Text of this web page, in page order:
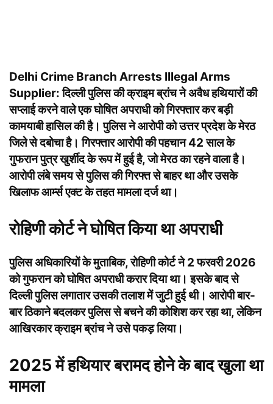
Delhi Crime Branch Arrests Illegal Arms
Supplier:दिल्ली पुलिस की क्राइम ब्रांच ने अवैध हथियारों की
सप्लाई करने वाले एक घोषित अपराधी को गिरफ्तार कर बड़ी
कामयाबी हासिल की है। पुलिस ने आरोपी को उत्तर प्रदेश के मेरठ
जिले से दबोचा है। गिरफ्तार आरोपी की पहचान 42 साल के
गुफरान पुत्र खुर्शीद के रूप में हुई है, जो मेरठ का रहने वाला है।
आरोपी लंबे समय से पुलिस की गिरफ्त से बाहर था और उसके
खिलाफ आर्म्स एक्ट के तहत मामला दर्ज था।
रोहिणी कोर्ट ने घोषित किया था अपराधी
पुलिस अधिकारियों के मुताबिक, रोहिणी कोर्ट ने 2 फरवरी 2026
को गुफरान को घोषित अपराधी करार दिया था। इसके बाद से
दिल्ली पुलिस लगातार उसकी तलाश में जुटी हुई थी। आरोपी बार-
बार ठिकाने बदलकर पुलिस से बचने की कोशिश कर रहा था, लेकिन
आखिरकार क्राइम ब्रांच ने उसे पकड़ लिया।
2025 में हथियार बरामद होने के बाद खुला था
मामला